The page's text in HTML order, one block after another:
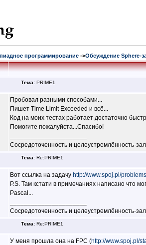
программирование ->Обсуждение Sphere-
Тема: PRIME1
Пробовал разными способами...
Пишет Time Limit Exceeded и всё...
Код на моих тестах работает достаточно
Помогите пожалуйста...Спасибо!
Сосредоточенность и целеустремлённость-
Тема: Re:PRIME1
Вот ссылка на задачу http://www.spoj.pl/
P.S. Там кстати в примечаниях написано что
Pascal...
Сосредоточенность и целеустремлённость-
Тема: Re:PRIME1
У меня прошла она на FPC (http://www.spoj.pl/